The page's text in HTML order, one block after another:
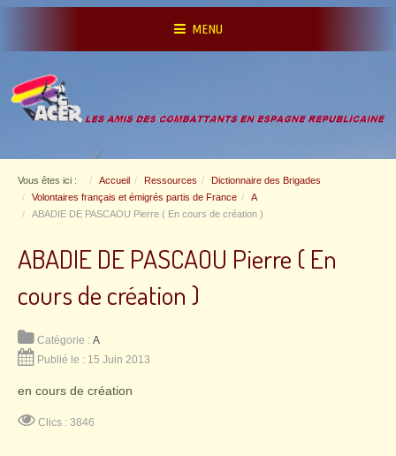
MENU
Vous êtes ici : Accueil Ressources
Dictionnaire des Brigades
Volontaires français et émigrés partis de France
A
ABADIE DE PASCAOU Pierre ( En cours de création )
ABADIE DE PASCAOU Pierre ( En
cours de création )
Catégorie : A
Publié le : 15 Juin 2013
en cours de création
Clics : 3846